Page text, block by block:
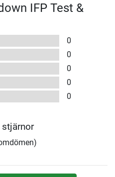
IFP Test &
0
0
0
0
0
stjärnor